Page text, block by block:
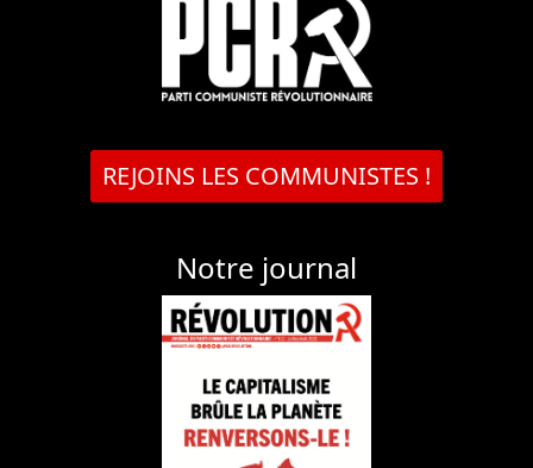
REJOINS LES COMMUNISTES !
Notre journal